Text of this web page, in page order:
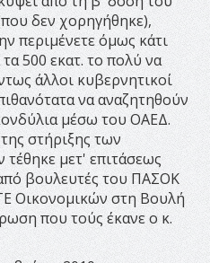
δεν χορηγήθηκε),
περιμένετε όμως κάτι
500 εκατ. το πολύ να
άλλοι κυβερνητικοί
να αναζητηθούν
μέσω του ΟΑΕΔ.
στήριξης των
μετ' επιτάσεως
βουλευτές του ΠΑΣΟΚ
Οικονομικών στη Βουλή
που τούς έκανε ο κ.